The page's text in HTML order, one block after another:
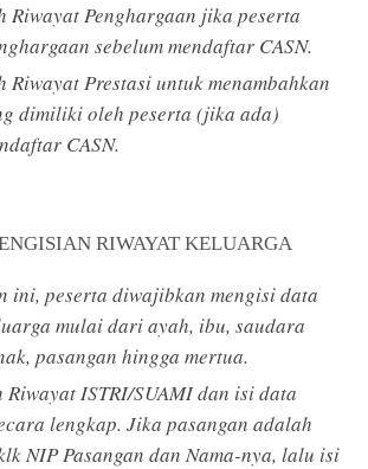
Riwayat Penghargaan jika peserta
sebelum mendaftar CASN.
Riwayat Prestasi untuk menambahkan
dimiliki oleh peserta (jika ada)
CASN.
RIWAYAT KELUARGA
ini, peserta diwajibkan mengisi data
mulai dari ayah, ibu, saudara
pasangan hingga mertua.
ISTRI/SUAMI dan isi data
lengkap. Jika pasangan adalah
NIP Pasangan dan Nama-nya, lalu isi